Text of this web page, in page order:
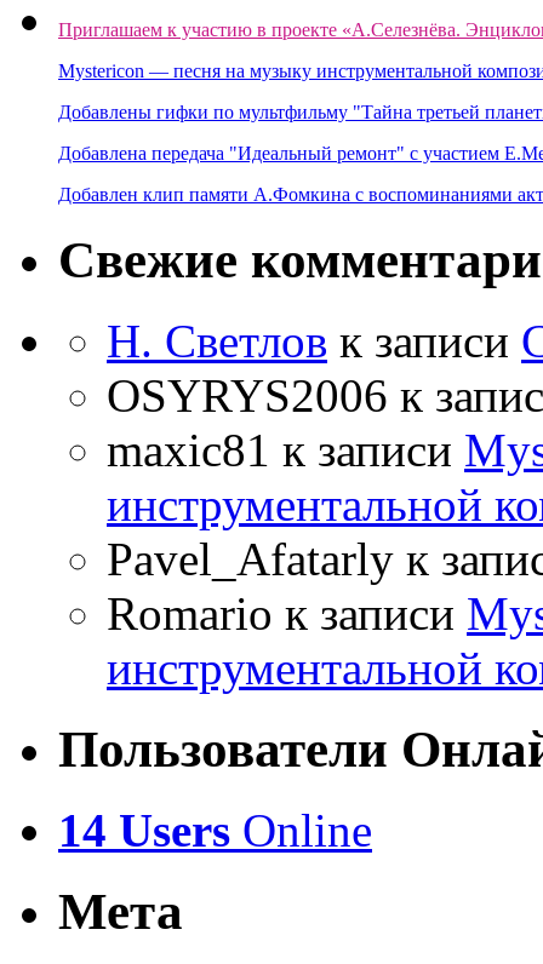
Приглашаем к участию в проекте «А.Селезнёва.
Mystericon — песня на музыку инструментальной
Добавлены гифки по мультфильму "Тайна третьей
Добавлена передача "Идеальный ремонт" с участием
Добавлен клип памяти А.Фомкина с воспоминаниями
Свежие
Н. Светлов к записи
OSYRYS2006 к
maxic81 к записи
инструментальной
Pavel_Afatarly к
Romario к записи
инструментальной
Пользователи
14 Users Online
Мета